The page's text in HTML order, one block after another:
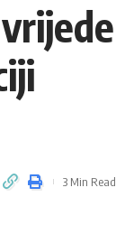
3 Min Read